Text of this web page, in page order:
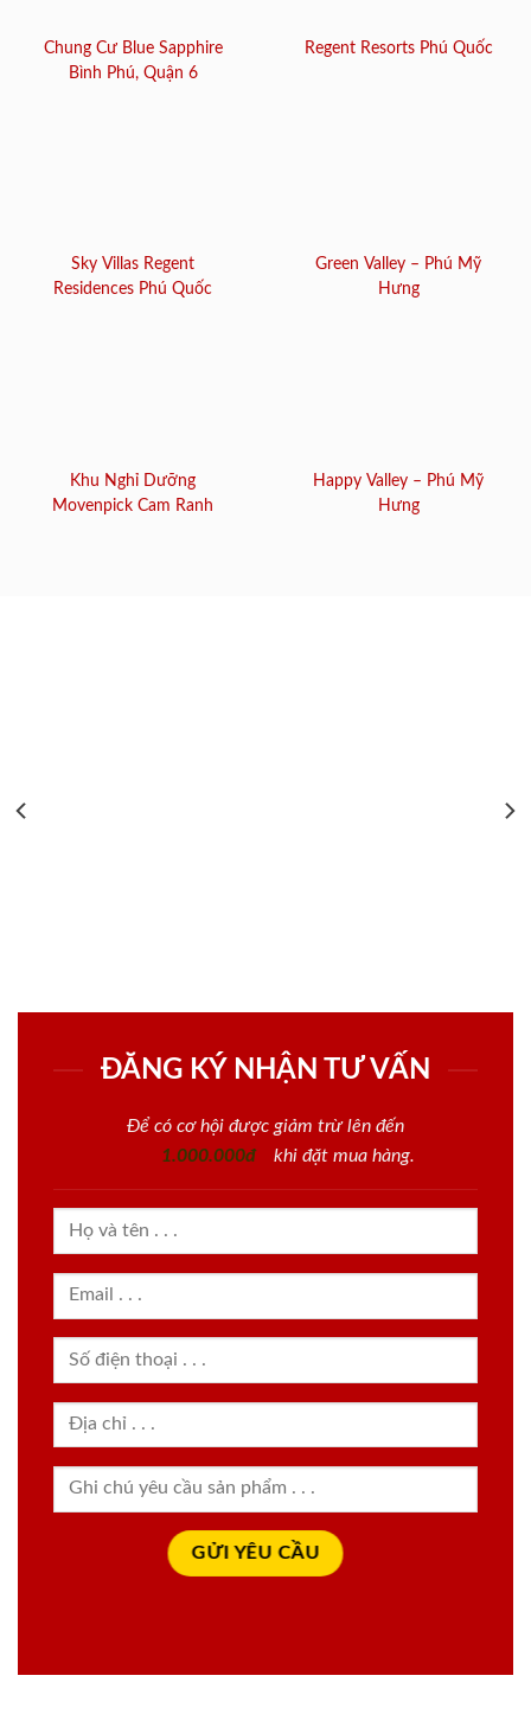
Chung Cư Blue Sapphire
Bình Phú, Quận 6
Regent Resorts Phú Quốc
Sky Villas Regent
Residences Phú Quốc
Green Valley – Phú Mỹ
Hưng
Khu Nghỉ Dưỡng
Movenpick Cam Ranh
Happy Valley – Phú Mỹ
Hưng
ĐĂNG KÝ NHẬN TƯ VẤN
Để có cơ hội được giảm trừ lên đến
1.000.000đ
khi đặt mua hàng.